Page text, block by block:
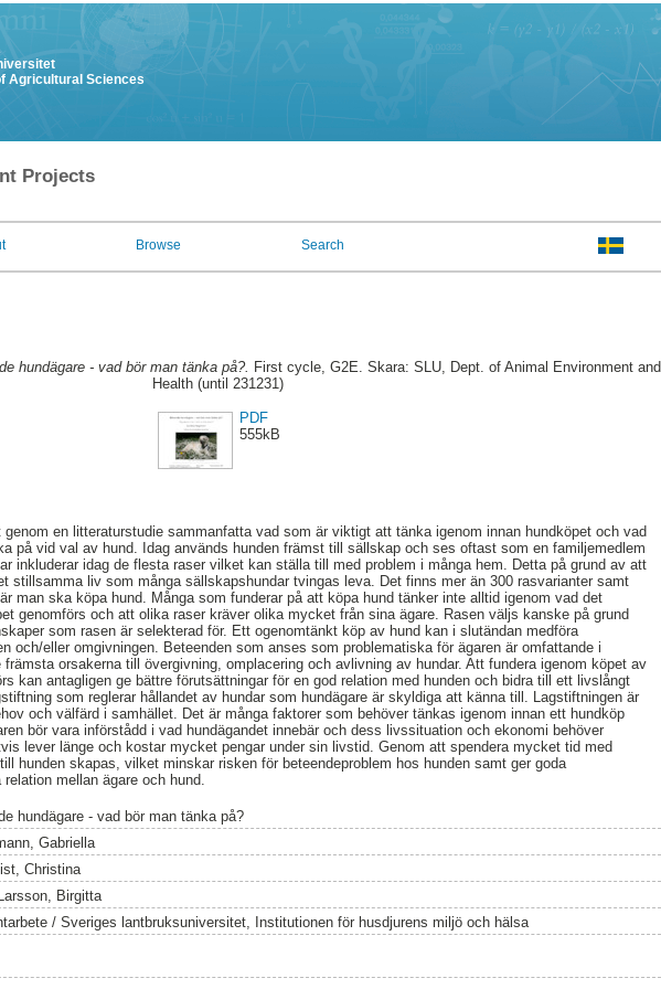
Agricultural Sciences
Projects
Browse Search
hundägare - vad bör man tänka på?. First cycle, G2E. Skara: SLU, Dept. of Animal Environment and
Health (until 231231)
PDF
555kB
en litteraturstudie sammanfatta vad som är viktigt att tänka igenom innan hundköpet och vad
på vid val av hund. Idag används hunden främst till sällskap och ses oftast som en familjemedlem
inkluderar idag de flesta raser vilket kan ställa till med problem i många hem. Detta på grund av att
stillsamma liv som många sällskapshundar tvingas leva. Det finns mer än 300 rasvarianter samt
man ska köpa hund. Många som funderar på att köpa hund tänker inte alltid igenom vad det
genomförs och att olika raser kräver olika mycket från sina ägare. Rasen väljs kanske på grund
som rasen är selekterad för. Ett ogenomtänkt köp av hund kan i slutändan medföra
och/eller omgivningen. Beteenden som anses som problematiska för ägaren är omfattande i
främsta orsakerna till övergivning, omplacering och avlivning av hundar. Att fundera igenom köpet av
kan antagligen ge bättre förutsättningar för en god relation med hunden och bidra till ett livslångt
som reglerar hållandet av hundar som hundägare är skyldiga att känna till. Lagstiftningen är
och välfärd i samhället. Det är många faktorer som behöver tänkas igenom innan ett hundköp
bör vara införstådd i vad hundägandet innebär och dess livssituation och ekonomi behöver
lever länge och kostar mycket pengar under sin livstid. Genom att spendera mycket tid med
hunden skapas, vilket minskar risken för beteendeproblem hos hunden samt ger goda
mellan ägare och hund.
hundägare - vad bör man tänka på?
Gabriella
Christina
Birgitta
/ Sveriges lantbruksuniversitet, Institutionen för husdjurens miljö och hälsa